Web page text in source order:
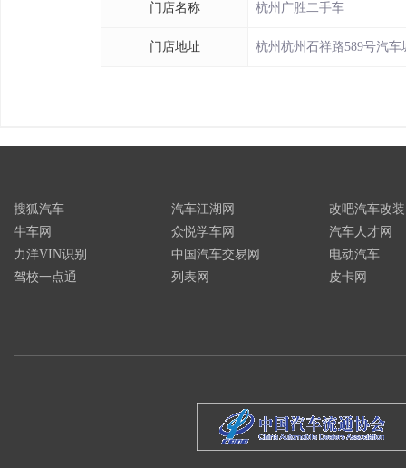
门店名称 杭州广胜二手车
门店地址 杭州杭州石祥路589号汽车
搜狐汽车
牛车网
力洋VIN识别
驾校一点通
汽车江湖网
众悦学车网
中国汽车交易网
列表网
改吧汽车改
汽车人才网
电动汽车
皮卡网